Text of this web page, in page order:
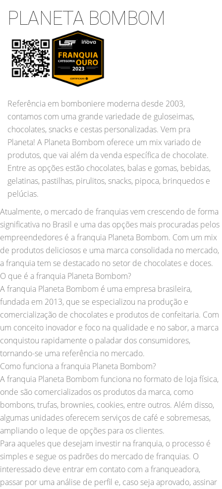
PLANETA BOMBOM
Referência em bomboniere moderna desde 2003,
contamos com uma grande variedade de guloseimas,
chocolates, snacks e cestas personalizadas. Vem pra
Planeta! A Planeta Bombom oferece um mix variado de
produtos, que vai além da venda específica de chocolate.
Entre as opções estão chocolates, balas e gomas, bebidas,
gelatinas, pastilhas, pirulitos, snacks, pipoca, brinquedos e
pelúcias.
Atualmente, o mercado de franquias vem crescendo de forma
significativa no Brasil e uma das opções mais procuradas pelos
empreendedores é a franquia Planeta Bombom. Com um mix
de produtos deliciosos e uma marca consolidada no mercado,
a franquia tem se destacado no setor de chocolates e doces.
O que é a franquia Planeta Bombom?
A franquia Planeta Bombom é uma empresa brasileira,
fundada em 2013, que se especializou na produção e
comercialização de chocolates e produtos de confeitaria. Com
um conceito inovador e foco na qualidade e no sabor, a marca
conquistou rapidamente o paladar dos consumidores,
tornando-se uma referência no mercado.
Como funciona a franquia Planeta Bombom?
A franquia Planeta Bombom funciona no formato de loja física,
onde são comercializados os produtos da marca, como
bombons, trufas, brownies, cookies, entre outros. Além disso,
algumas unidades oferecem serviços de café e sobremesas,
ampliando o leque de opções para os clientes.
Para aqueles que desejam investir na franquia, o processo é
simples e segue os padrões do mercado de franquias. O
interessado deve entrar em contato com a franqueadora,
passar por uma análise de perfil e, caso seja aprovado, assinar